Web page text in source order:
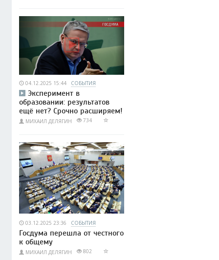
04.12.2025 15:44 СОБЫТИЯ
Эксперимент в
образовании: результатов
ещё нет? Срочно расширяем!
МИХАИЛ ДЕЛЯГИН 734
03.12.2025 23:36 СОБЫТИЯ
Госдума перешла от честного
к общему
МИХАИЛ ДЕЛЯГИН 802